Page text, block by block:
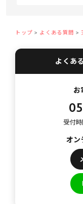
トップ よくある質問
よくあ
お
受付
オン